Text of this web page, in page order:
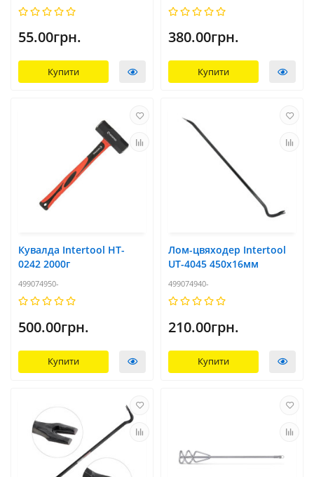
55.00грн.
Купити
380.00грн.
Купити
Кувалда Intertool HT-
0242 2000г
499074950-
500.00грн.
Купити
Лом-цвяходер Intertool
UT-4045 450х16мм
499074940-
210.00грн.
Купити